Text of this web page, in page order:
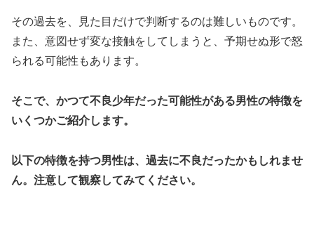
その過去を、見た目だけで判断するのは難しいものです。
また、意図せず変な接触をしてしまうと、予期せぬ形で怒
られる可能性もあります。
そこで、かつて不良少年だった可能性がある男性の特徴を
いくつかご紹介します。
以下の特徴を持つ男性は、過去に不良だったかもしれませ
ん。注意して観察してみてください。